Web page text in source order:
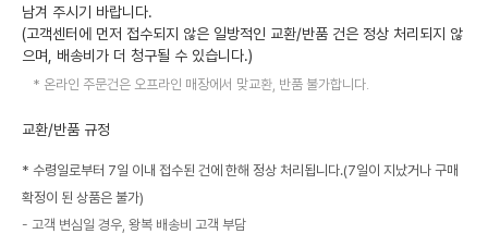
남겨 주시기 바랍니다.
(고객센터에 먼저 접수되지 않은 일방적인 교환/반품 건은 정상 처리되지 않
으며, 배송비가 더 청구될 수 있습니다.)
온라인 주문건은 오프라인 매장에서 맞교환, 반품 불가합니다.
교환/반품 규정
* 수령일로부터 7일 이내 접수된 건에 한해 정상 처리됩니다.(7일이 지났거나 구매
확정이 된 상품은 불가)
고객 변심일 경우, 왕복 배송비 고객 부담